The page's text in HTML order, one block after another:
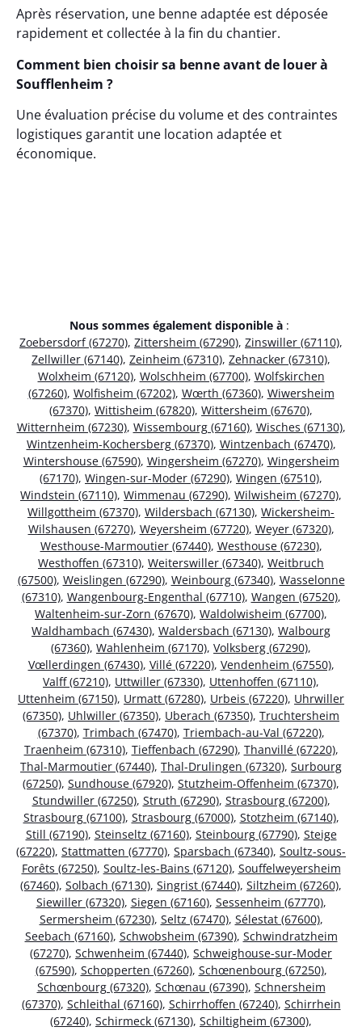
Après réservation, une benne adaptée est déposée
rapidement et collectée à la fin du chantier.
Comment bien choisir sa benne avant de louer à
Soufflenheim ?
Une évaluation précise du volume et des contraintes
logistiques garantit une location adaptée et
économique.
Nous sommes également disponible à :
Zoebersdorf (67270), Zittersheim (67290), Zinswiller (67110),
Zellwiller (67140), Zeinheim (67310), Zehnacker (67310),
Wolxheim (67120), Wolschheim (67700), Wolfskirchen
(67260), Wolfisheim (67202), Wœrth (67360), Wiwersheim
(67370), Wittisheim (67820), Wittersheim (67670),
Witternheim (67230), Wissembourg (67160), Wisches (67130),
Wintzenheim-Kochersberg (67370), Wintzenbach (67470),
Wintershouse (67590), Wingersheim (67270), Wingersheim
(67170), Wingen-sur-Moder (67290), Wingen (67510),
Windstein (67110), Wimmenau (67290), Wilwisheim (67270),
Willgottheim (67370), Wildersbach (67130), Wickersheim-
Wilshausen (67270), Weyersheim (67720), Weyer (67320),
Westhouse-Marmoutier (67440), Westhouse (67230),
Westhoffen (67310), Weiterswiller (67340), Weitbruch
(67500), Weislingen (67290), Weinbourg (67340), Wasselonne
(67310), Wangenbourg-Engenthal (67710), Wangen (67520),
Waltenheim-sur-Zorn (67670), Waldolwisheim (67700),
Waldhambach (67430), Waldersbach (67130), Walbourg
(67360), Wahlenheim (67170), Volksberg (67290),
Vœllerdingen (67430), Villé (67220), Vendenheim (67550),
Valff (67210), Uttwiller (67330), Uttenhoffen (67110),
Uttenheim (67150), Urmatt (67280), Urbeis (67220), Uhrwiller
(67350), Uhlwiller (67350), Uberach (67350), Truchtersheim
(67370), Trimbach (67470), Triembach-au-Val (67220),
Traenheim (67310), Tieffenbach (67290), Thanvillé (67220),
Thal-Marmoutier (67440), Thal-Drulingen (67320), Surbourg
(67250), Sundhouse (67920), Stutzheim-Offenheim (67370),
Stundwiller (67250), Struth (67290), Strasbourg (67200),
Strasbourg (67100), Strasbourg (67000), Stotzheim (67140),
Still (67190), Steinseltz (67160), Steinbourg (67790), Steige
(67220), Stattmatten (67770), Sparsbach (67340), Soultz-sous-
Forêts (67250), Soultz-les-Bains (67120), Souffelweyersheim
(67460), Solbach (67130), Singrist (67440), Siltzheim (67260),
Siewiller (67320), Siegen (67160), Sessenheim (67770),
Sermersheim (67230), Seltz (67470), Sélestat (67600),
Seebach (67160), Schwobsheim (67390), Schwindratzheim
(67270), Schwenheim (67440), Schweighouse-sur-Moder
(67590), Schopperten (67260), Schœnenbourg (67250),
Schœnbourg (67320), Schœnau (67390), Schnersheim
(67370), Schleithal (67160), Schirrhoffen (67240), Schirrhein
(67240), Schirmeck (67130), Schiltigheim (67300),